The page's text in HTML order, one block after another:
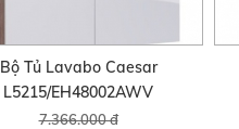
Bộ Tủ Lavabo Caesar
L5215/EH48002AWV
7.366.000 đ